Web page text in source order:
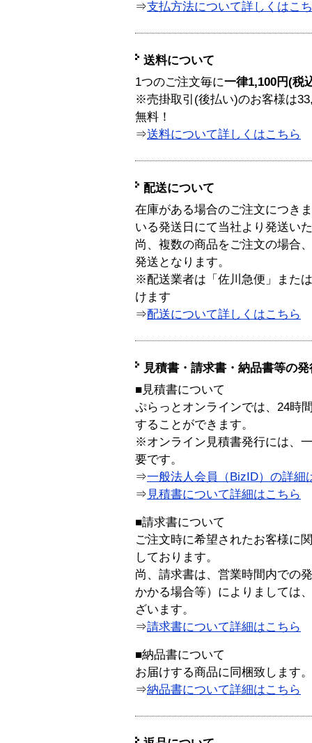
⇒支払方法について詳しくはこ
送料について
1つのご注文毎に一律1,100円(税
※売掛取引(後払い)のお客様は
無料！
⇒送料について詳しくはこちら
配送について
在庫がある場合のご注文につき
いる発送日にて当社より発送い
尚、複数の商品をご注文の場合
発送となります。
※配送業者は「佐川急便」また
けます
⇒配送について詳しくはこちら
見積書・請求書・納品書等の
■見積書について
ぷらっとオンラインでは、24時
することができます。
※オンライン見積書発行には、
要です。
⇒一般法人会員（BizID）の詳細
⇒ 見積書について詳細はこちら
■請求書について
ご注文時に希望されたお客様に
しております。
尚、請求書は、営業時間内での
かかる場合等）によりましては
ざいます。
⇒請求書について詳細はこちら
■納品書について
お届けする商品に同梱致します。
⇒納品書について詳細はこちら